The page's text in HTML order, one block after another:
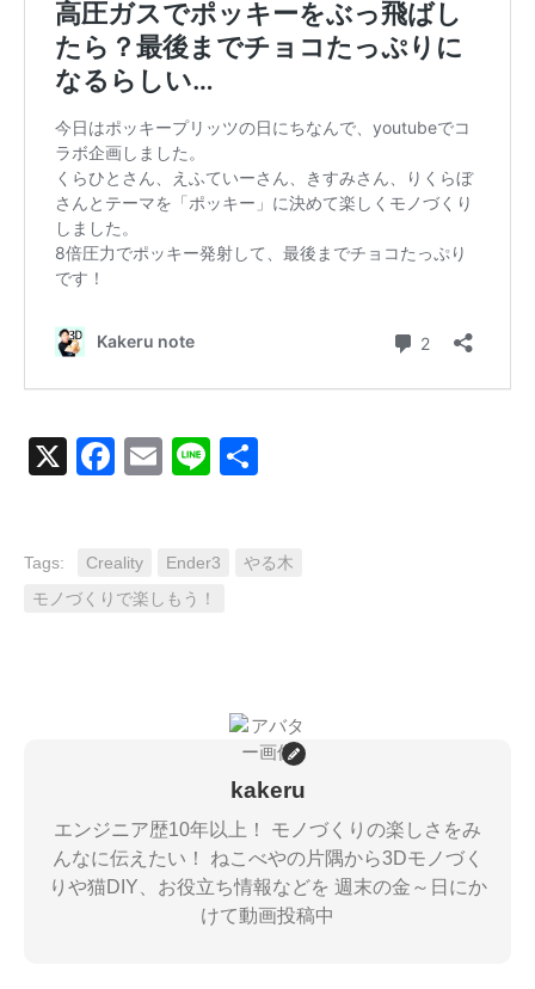
X Facebook
Email
Line
Tags: Creality Ender3
やる木
モノづくりで楽しもう！
kakeru
エンジニア歴10年以上！ モノづくりの楽しさをみ
んなに伝えたい！ ねこべやの片隅から3Dモノづく
りや猫DIY、お役立ち情報などを 週末の金～日にか
けて動画投稿中